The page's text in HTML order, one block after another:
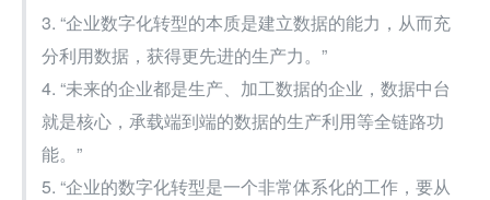
3. “企业数字化转型的本质是建立数据的能力，从而充
分利用数据，获得更先进的生产力。”
4. “未来的企业都是生产、加工数据的企业，数据中台
就是核心，承载端到端的数据的生产利用等全链路功
能。”
5. “企业的数字化转型是一个非常体系化的工作，要从